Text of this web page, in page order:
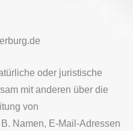
oder juristische
mit anderen über die
von
Namen, E-Mail-Adressen